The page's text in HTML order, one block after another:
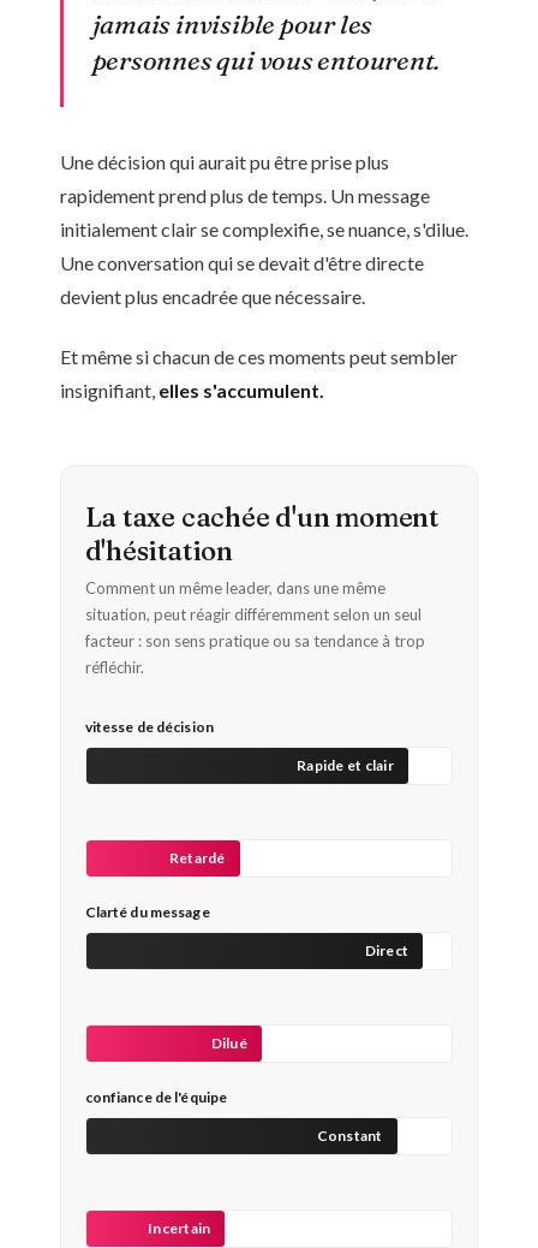
jamais invisible pour les
personnes qui vous entourent.
Une décision qui aurait pu être prise plus
rapidement prend plus de temps. Un message
initialement clair se complexifie, se nuance, s'dilue.
Une conversation qui se devait d'être directe
devient plus encadrée que nécessaire.
Et même si chacun de ces moments peut sembler
insignifiant, elles s'accumulent.
La taxe cachée d'un moment
d'hésitation
Comment un même leader, dans une même
situation, peut réagir différemment selon un seul
facteur : son sens pratique ou sa tendance à trop
réfléchir.
vitesse de décision
Rapide et clair
Retardé
Clarté du message
Direct
Dilué
confiance de l'équipe
Constant
Incertain